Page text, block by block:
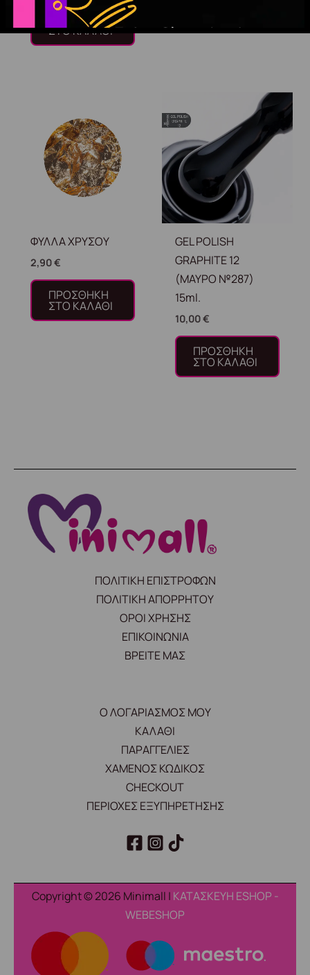
ΠΡΟΣΘΉΚΗ
ΣΤΟ ΚΑΛΆΘΙ
ΦΥΛΛΑ ΧΡΥΣΟΥ
2,90€
ΠΡΟΣΘΉΚΗ
ΣΤΟ ΚΑΛΆΘΙ
GEL POLISH
GRAPHITE 12
(ΜΑΥΡΟ №287)
15ml.
10,00€
ΠΡΟΣΘΉΚΗ
ΣΤΟ ΚΑΛΆΘΙ
ΠΟΛΙΤΙΚΗ ΕΠΙΣΤΡΟΦΩΝ
ΠΟΛΙΤΙΚΗ ΑΠΟΡΡΗΤΟΥ
ΟΡΟΙ ΧΡΗΣΗΣ
ΕΠΙΚΟΙΝΩΝΙΑ
ΒΡΕΙΤΕ ΜΑΣ
Ο ΛΟΓΑΡΙΑΣΜΟΣ ΜΟΥ
ΚΑΛΑΘΙ
ΠΑΡΑΓΓΕΛΙΕΣ
ΧΑΜΕΝΟΣ ΚΩΔΙΚΟΣ
CHECKOUT
ΠΕΡΙΟΧΕΣ ΕΞΥΠΗΡΕΤΗΣΗΣ
Copyright © 2026 Minimall | ΚΑΤΑΣΚΕΥΗ ESHOP -
WEBESHOP